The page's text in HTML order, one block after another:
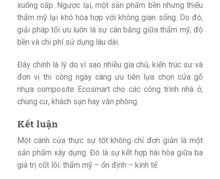
xuống cấp. Ngược lại, một sản phẩm bền nhưng thiếu
thẩm mỹ lại khó hòa hợp với không gian sống. Do đó,
giải pháp tối ưu luôn là sự cân bằng giữa thẩm mỹ, độ
bền và chi phí sử dụng lâu dài.
Đây chính là lý do vì sao nhiều gia chủ, kiến trúc sư và
đơn vị thi công ngày càng ưu tiên lựa chọn cửa gỗ
nhựa composite Ecosmart cho các công trình nhà ở,
chung cư, khách sạn hay văn phòng.
Kết luận
Một cánh cửa thực sự tốt không chỉ đơn giản là một
sản phẩm xây dựng. Đó là sự kết hợp hài hòa giữa ba
giá trị cốt lõi: thẩm mỹ – ổn định – kinh tế.